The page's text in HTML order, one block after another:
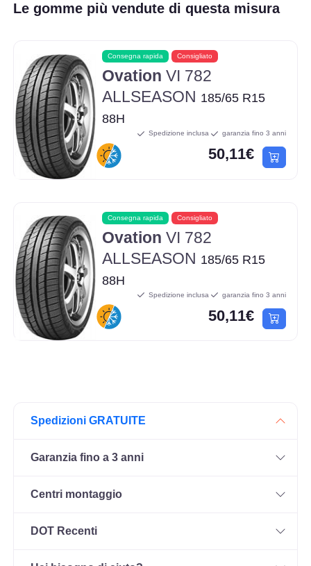
Le gomme più vendute di questa misura
Consegna rapida Consigliato
Ovation VI 782
ALLSEASON 185/65 R15
88H
Spedizione inclusa garanzia fino 3 anni
50,11€
Consegna rapida Consigliato
Ovation VI 782
ALLSEASON 185/65 R15
88H
Spedizione inclusa garanzia fino 3 anni
50,11€
Spedizioni GRATUITE
Garanzia fino a 3 anni
Centri montaggio
DOT Recenti